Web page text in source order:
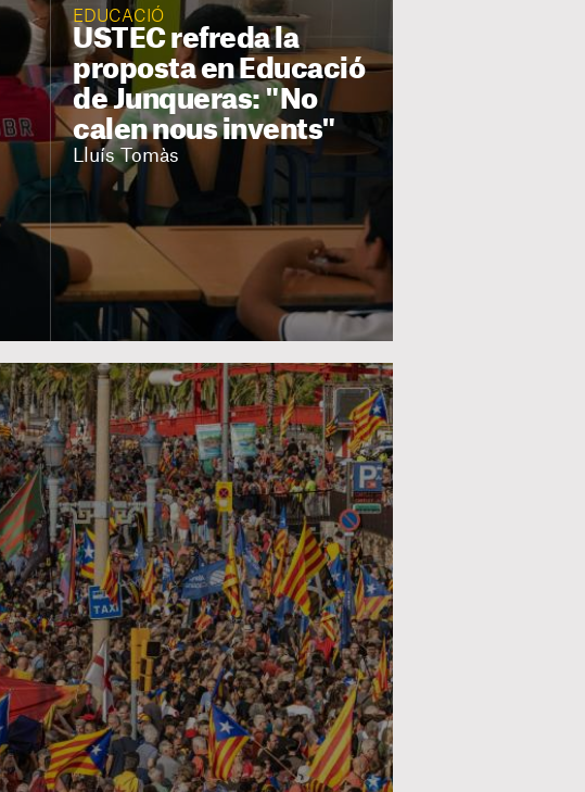
EDUCACIÓ
USTEC refreda la
proposta en Educació
de Junqueras: "No
calen nous invents"
Lluís Tomàs